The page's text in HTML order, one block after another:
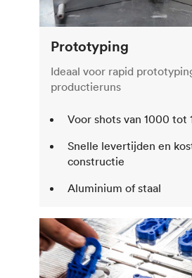
Prototyping
Ideaal voor rapid
productieruns
Voor shots van 1000 tot
Snelle levertijden en
constructie
Aluminium of staal